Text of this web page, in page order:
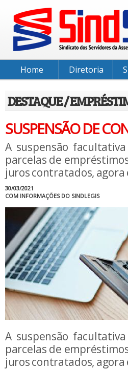
Home Diretoria
DESTAQUE /
SUSPENSÃO DE
A suspensão
parcelas de
juros contratados, agora
30/03/2021
COM INFORMAÇÕES DO SINDLEGIS
A suspensão
parcelas de
juros contratados, agora